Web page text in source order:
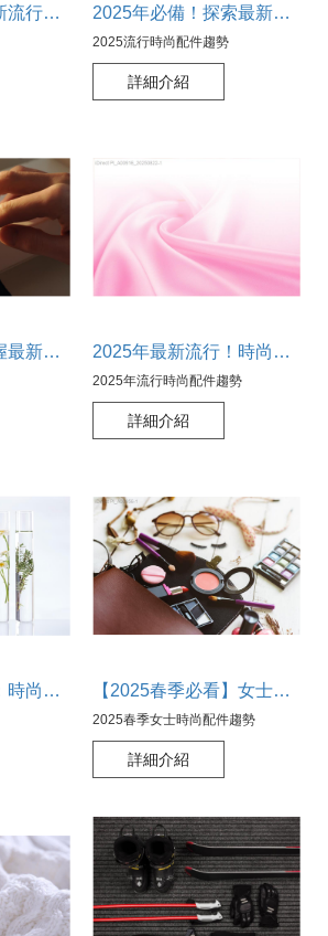
2025年必看！最新流行時尚配件趨勢大揭秘，提升你的穿搭魅力！ 2025年必備！探索最新流行時尚配件趨勢，引領潮流尖端
2025流行時尚配件趨勢
詳細介紹
2025年必看！掌握最新流行時尚配件趨勢，讓你領先一步 2025年最新流行！時尚配件趨勢大公開，你絕不能錯過的潮流指南
2025年流行時尚配件趨勢
詳細介紹
2023年最新指南：時尚配件線上購買推薦，打造你的個人風格！ 【2025春季必看】女士時尚配件趨勢大公開，打造完美春日造型！
2025春季女士時尚配件趨勢
詳細介紹